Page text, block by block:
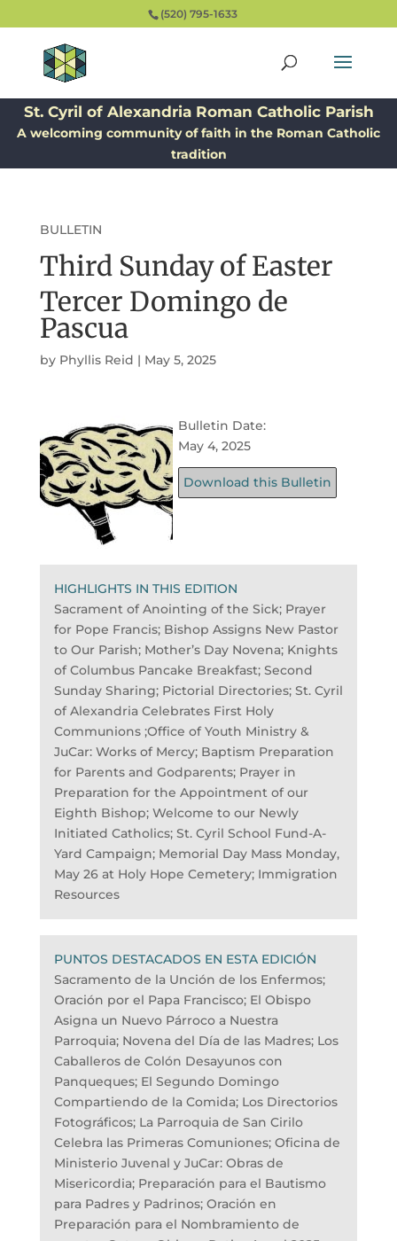
(520) 795-1633
St. Cyril of Alexandria Roman Catholic Parish
A welcoming community of faith in the Roman Catholic
tradition
BULLETIN
Third Sunday of Easter
Tercer Domingo de
Pascua
by Phyllis Reid | May 5, 2025
Bulletin Date:
May 4, 2025
Download this Bulletin
HIGHLIGHTS IN THIS EDITION
Sacrament of Anointing of the Sick; Prayer
for Pope Francis; Bishop Assigns New Pastor
to Our Parish; Mother’s Day Novena; Knights
of Columbus Pancake Breakfast; Second
Sunday Sharing; Pictorial Directories; St. Cyril
of Alexandria Celebrates First Holy
Communions ;Office of Youth Ministry &
JuCar: Works of Mercy; Baptism Preparation
for Parents and Godparents; Prayer in
Preparation for the Appointment of our
Eighth Bishop; Welcome to our Newly
Initiated Catholics; St. Cyril School Fund-A-
Yard Campaign; Memorial Day Mass Monday,
May 26 at Holy Hope Cemetery; Immigration
Resources
PUNTOS DESTACADOS EN ESTA EDICIÓN
Sacramento de la Unción de los Enfermos;
Oración por el Papa Francisco; El Obispo
Asigna un Nuevo Párroco a Nuestra
Parroquia; Novena del Día de las Madres; Los
Caballeros de Colón Desayunos con
Panqueques; El Segundo Domingo
Compartiendo de la Comida; Los Directorios
Fotográficos; La Parroquia de San Cirilo
Celebra las Primeras Comuniones; Oficina de
Ministerio Juvenal y JuCar: Obras de
Misericordia; Preparación para el Bautismo
para Padres y Padrinos; Oración en
Preparación para el Nombramiento de